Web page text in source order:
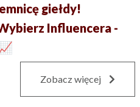
giełdy!
Influencera -
Zobacz więcej